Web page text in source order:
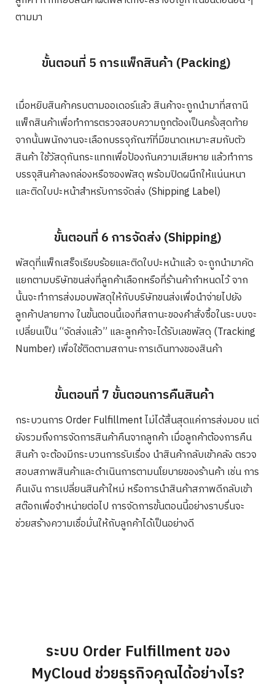
ตามมา
ขั้นตอนที่ 5 การแพ็กสินค้า (Packing)
เมื่อหยิบสินค้าครบตามออเดอร์แล้ว สินค้าจะถูกนำมาที่สถานี
แพ็กสินค้าเพื่อทำการตรวจสอบความถูกต้องเป็นครั้งสุดท้าย
จากนั้นพนักงานจะเลือกบรรจุภัณฑ์ที่มีขนาดเหมาะสมกับตัว
สินค้า ใช้วัสดุกันกระแทกเพื่อป้องกันความเสียหาย แล้วทำการ
บรรจุสินค้าลงกล่องหรือซองพัสดุ พร้อมปิดผนึกให้แน่นหนา
และติดใบปะหน้าสำหรับการจัดส่ง (Shipping Label)
ขั้นตอนที่ 6 การจัดส่ง (Shipping)
พัสดุที่แพ็กเสร็จเรียบร้อยและติดใบปะหน้าแล้ว จะถูกนำมาคัด
แยกตามบริษัทขนส่งที่ลูกค้าเลือกหรือที่ร้านค้ากำหนดไว้ จาก
นั้นจะทำการส่งมอบพัสดุให้กับบริษัทขนส่งเพื่อนำจ่ายไปยัง
ลูกค้าปลายทาง ในขั้นตอนนี้เองที่สถานะของคำสั่งซื้อในระบบจะ
เปลี่ยนเป็น “จัดส่งแล้ว” และลูกค้าจะได้รับเลขพัสดุ (Tracking
Number) เพื่อใช้ติดตามสถานะการเดินทางของสินค้า
ขั้นตอนที่ 7 ขั้นตอนการคืนสินค้า
กระบวนการ Order Fulfillment ไม่ได้สิ้นสุดแค่การส่งมอบ แต่
ยังรวมถึงการจัดการสินค้าคืนจากลูกค้า เมื่อลูกค้าต้องการคืน
สินค้า จะต้องมีกระบวนการรับเรื่อง นำสินค้ากลับเข้าคลัง ตรวจ
สอบสภาพสินค้าและดำเนินการตามนโยบายของร้านค้า เช่น การ
คืนเงิน การเปลี่ยนสินค้าใหม่ หรือการนำสินค้าสภาพดีกลับเข้า
สต๊อกเพื่อจำหน่ายต่อไป การจัดการขั้นตอนนี้อย่างราบรื่นจะ
ช่วยสร้างความเชื่อมั่นให้กับลูกค้าได้เป็นอย่างดี
ระบบ Order Fulfillment ของ
MyCloud ช่วยธุรกิจคุณได้อย่างไร?